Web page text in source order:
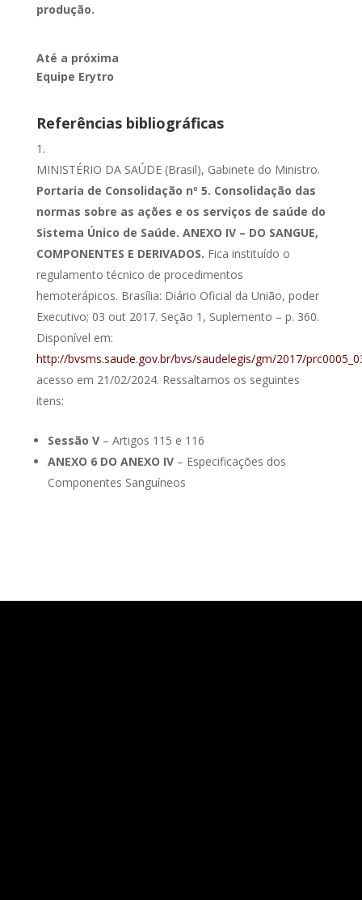
produção.
Até a próxima
Equipe Erytro
Referências bibliográficas
MINISTÉRIO DA SAÚDE (Brasil), Gabinete do Ministro.
Portaria de Consolidação nº 5. Consolidação das
normas sobre as ações e os serviços de saúde do
Sistema Único de Saúde. ANEXO IV – DO SANGUE,
COMPONENTES E DERIVADOS. Fica instituído o
regulamento técnico de procedimentos
hemoterápicos. Brasília: Diário Oficial da União, poder
Executivo; 03 out 2017. Seção 1, Suplemento – p. 360.
Disponível em:
http://bvsms.saude.gov.br/bvs/saudelegis/gm/2017/
acesso em 21/02/2024. Ressaltamos os seguintes
itens:
Sessão V – Artigos 115 e 116
ANEXO 6 DO ANEXO IV – Especificações dos
Componentes Sanguíneos